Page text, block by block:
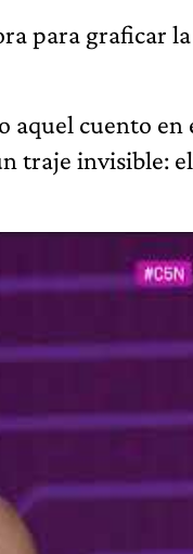
para graficar
aquel cuento en
traje invisible: